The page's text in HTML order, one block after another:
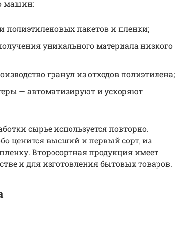
машин:
полиэтиленовых пакетов и пленки;
уникального материала низкого
гранул из отходов полиэтилена;
— автоматизируют и ускоряют
сырье используется повторно.
ценится высший и первый сорт, из
Второсортная продукция имеет
и для изготовления бытовых товаров.